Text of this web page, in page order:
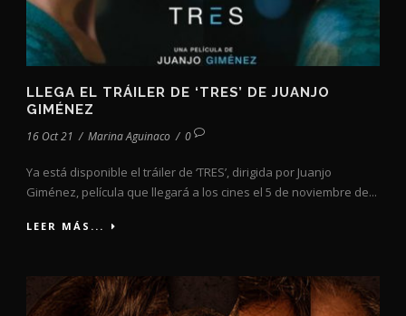
LLEGA EL TRÁILER DE ‘TRES’ DE JUANJO
GIMÉNEZ
16 Oct 21 / Marina Aguinaco / 0
Ya está disponible el tráiler de ‘TRES’, dirigida por Juanjo
Giménez, película que llegará a los cines el 5 de noviembre de...
LEER MÁS...